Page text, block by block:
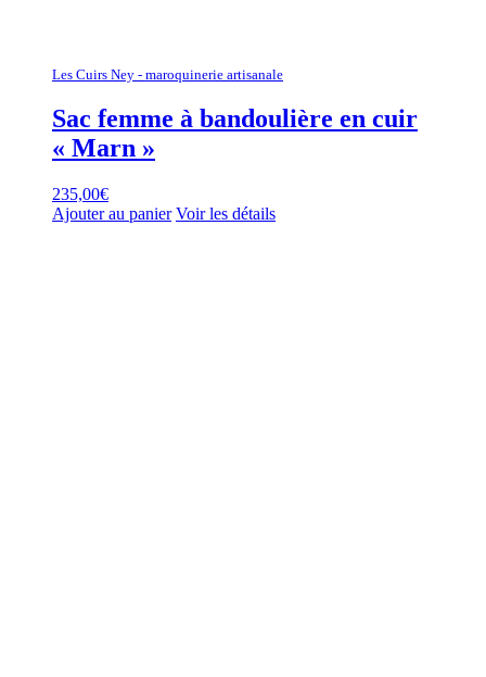
Les Cuirs Ney - maroquinerie artisanale
Sac femme à bandoulière en cuir
« Marn »
235,00€
Ajouter au panier Voir les détails